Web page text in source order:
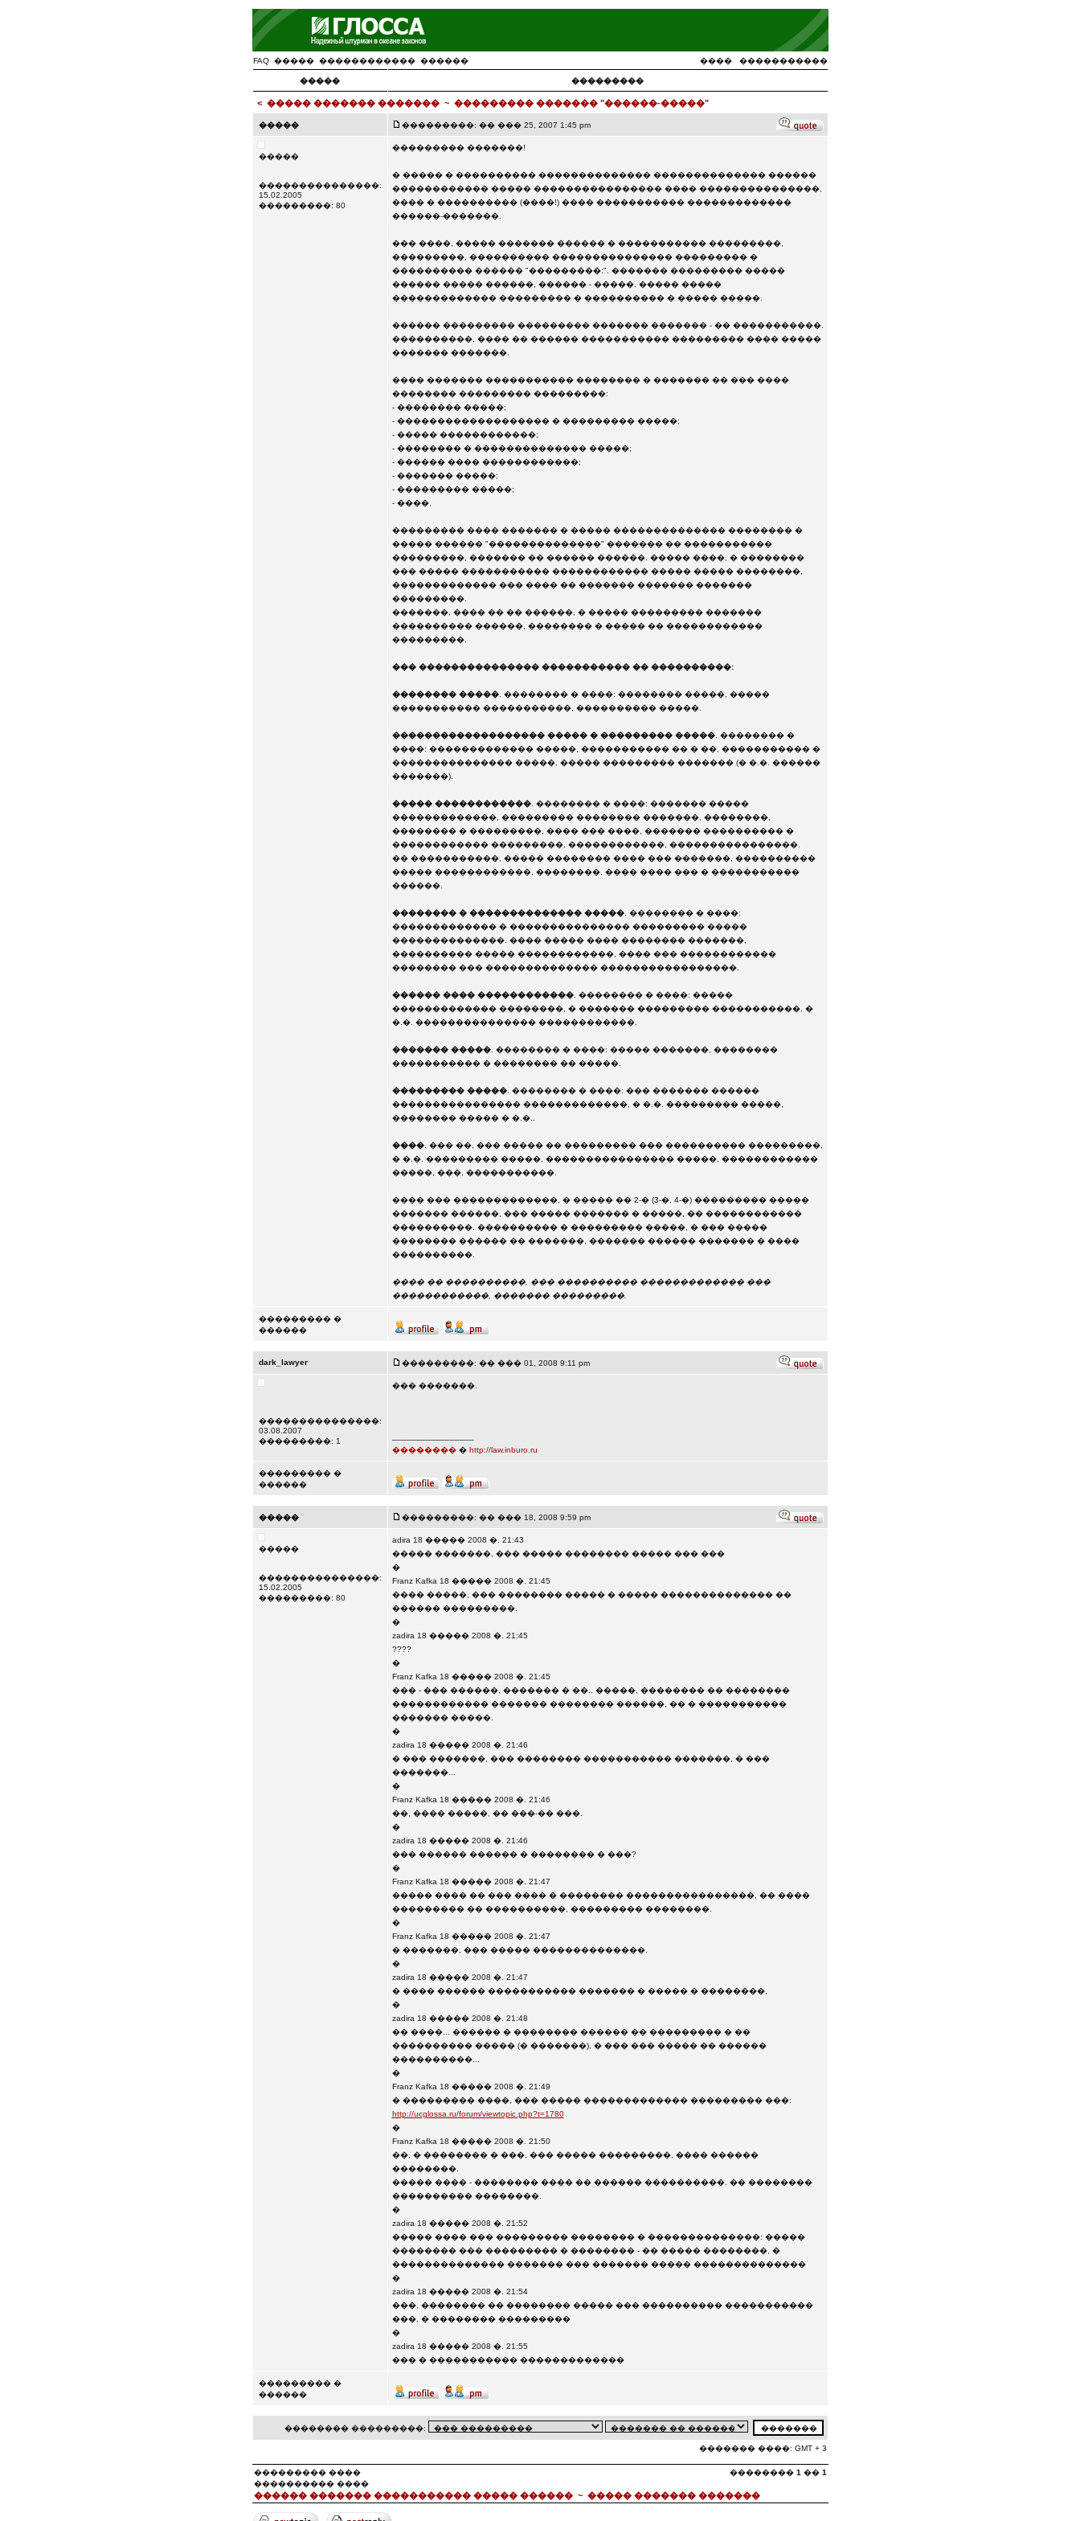
FAQ ����� ������������ ������ ���� �����������
����� ���������
< ����� ������� �������~ ��������� ������� "������-�����"
����� ���������: �� ��� 25, 2007 1:45 pm
�����
���������������:
15.02.2005
���������: 80
��������� �������!
� ����� � ���������� �������������� �������������� ������
������������ ����� ���������������� ���� ���������������,
���� � ���������� (����!) ���� ����������� �������������
������-�������.
��� ����, ����� ������� ������ � ����������� ���������,
���������, ���������� ��������������� ��������� �
���������� ������ "���������:". ������� ��������� �����
������ ����� ������, ������ - �����. ����� �����
������������� ��������� � ���������� � ����� �����.
������ ��������� ��������� ������� ������� - �� �����������.
����������, ���� �� ������ ����������� ��������� ���� �����
������� �������.
���� ������� ����������� �������� � ������� �� ��� ����
�������� ��������� ���������:
- �������� �����;
- ������������������� � ��������� �����;
- ����� ������������;
- �������� � �������������� �����;
- ������ ���� ������������;
- ������� �����;
- ��������� �����;
- ����.
��������� ���� ������� � ����� �������������� �������� �
����� ������ "��������������" ������� �� �����������
���������, ������� �� ������ ������. ����� ����, � ��������
��� ����� ����������� ������������ ����� ����� ��������,
������������� ��� ���� �� ������� ������� �������
���������.
�������, ���� �� �� ������, � ����� ��������� �������
���������� ������, �������� � ����� �� ������������
���������.
��� ��������������� ����������� �� ����������:
�������� �����. �������� � ����: �������� �����, �����
����������� �����������, ���������� �����.
������������������� ����� � ��������� �����. �������� �
����: ������������� �����, ����������� �� � ��, ����������� �
��������������� �����, ����� ��������� ������� (� �.�. ������
�������).
����� ������������. �������� � ����: ������� �����
�������������, ��������� �������� �������, ��������,
�������� � ���������, ���� ��� ����, ������� ���������� �
������������ ���������, ������������, ����������������.
�� �����������, ����� �������� ���� ��� �������, ����������
����� ������������, ��������, ���� ���� ��� � �����������
������.
�������� � �������������� �����. �������� � ����:
������������� � ��������������� ��������� �����
��������������. ���� ����� ���� �������� �������,
���������� ����� ������������, ���� ��� ������������
�������� ��� �������������� �����������������.
������ ���� ������������. �������� � ����: �����
������������� ��������, � ������� ��������� �����������, �
�.�. ��������������� ������������.
������� �����. �������� � ����: ����� �������, ��������
����������� � �������� �� �����.
��������� �����. �������� � ����: ��� ������� ������
���������������� �������������, � �.�. ��������� �����,
�������� ����� � �.�..
����. ��� ��, ��� ����� �� ��������� ��� ���������� ���������,
� �.�. ��������� �����, ���������������� �����, ������������
�����, ���, �����������.
���� ��� �������������, � ����� �� 2-� (3-�, 4-�) ��������� �����
������� ������, ��� ����� ������� � �����, �� ������������
����������. ���������� � ��������� �����, � ��� �����
�������� ������ �� �������, ������� ������ ������� � ����
����������.
���� �� ����������, ��� ���������� ������������� ���
������������, ������� ���������.
��������� �
������
dark_lawyer ���������: �� ��� 01, 2008 9:11 pm
���������������:
03.08.2007
���������: 1
��� �������.
��������� http://law.inburo.ru
��������� �
������
����� ���������: �� ��� 18, 2008 9:59 pm
�����
���������������:
15.02.2005
���������: 80
adira 18 ����� 2008 �. 21:43
����� �������, ��� ����� �������� ����� ��� ���
�
Franz Kafka 18 ����� 2008 �. 21:45
���� �����, ��� �������� ����� � ����� �������������� ��
������ ���������.
�
zadira 18 ����� 2008 �. 21:45
????
�
Franz Kafka 18 ����� 2008 �. 21:45
��� - ��� ������, ������� � ��.. �����, �������� �� ��������
������������ ������� �������� ������, �� � �����������
������� �����.
�
zadira 18 ����� 2008 �. 21:46
� ��� �������, ��� �������� ����������� �������, � ���
�������...
�
Franz Kafka 18 ����� 2008 �. 21:46
��, ���� �����, �� ���-�� ���.
�
zadira 18 ����� 2008 �. 21:46
��� ������ ������ � �������� � ���?
�
Franz Kafka 18 ����� 2008 �. 21:47
����� ���� �� ��� ���� � �������� ����������������, �� ����
��������� �� ����������, ��������� ��������.
�
Franz Kafka 18 ����� 2008 �. 21:47
� �������, ��� ����� ��������������.
�
zadira 18 ����� 2008 �. 21:47
� ���� ������ ����������� ������� � ����� � ��������,
�
zadira 18 ����� 2008 �. 21:48
�� ����... ������ � �������� ������ �� ��������� � ��
���������� ����� (� �������), � ��� ��� ����� �� ������
����������...
�
Franz Kafka 18 ����� 2008 �. 21:49
� ��������� ����, ��� ����� ������������� ��������� ���:
http://ucglossa.ru/forum/viewtopic.php?t=1780
�
Franz Kafka 18 ����� 2008 �. 21:50
��, � �������� � ���, ��� ����� ���������, ���� ������
��������.
����� ���� - �������� ���� �� ������ ����������. �� ��������
���������� ��������.
�
zadira 18 ����� 2008 �. 21:52
����� ���� ��� ��������� �������� � ��������������: �����
�������� ��� ��������� � �������� - �� ����� ��������, �
�������������� ������� ��� ������� ����� ��������������
�
zadira 18 ����� 2008 �. 21:54
���, �������� �� �������� ����� ��� ���������� �����������
���, � �������� ���������
�
zadira 18 ����� 2008 �. 21:55
��� � ����������� �������������
��������� �
������
�������� ���������:
������� ����: GMT + 3
��������� ����
���������� ����
�������� 1 �� 1
������ ������� ����������� ����� ������~ ����� ������� �������